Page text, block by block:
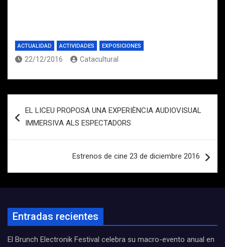
ACTUALIDAD ACTIVIDADES EXPOSICIONES
22/12/2016 Catacultural
de
EL LICEU PROPOSA UNA EXPERIÈNCIA AUDIOVISUAL
IMMERSIVA ALS ESPECTADORS
Estrenos de cine 23 de diciembre 2016
Entradas recientes
El Brunch Electronik Festival celebra su macro-evento anual en